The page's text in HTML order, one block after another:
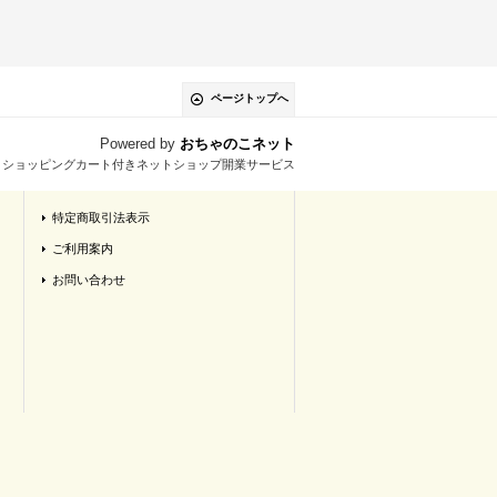
ページトップへ
Powered by おちゃのこネット
ョッピングカート付きネットショップ開業サービス
特定商取引法表示
ご利用案内
お問い合わせ